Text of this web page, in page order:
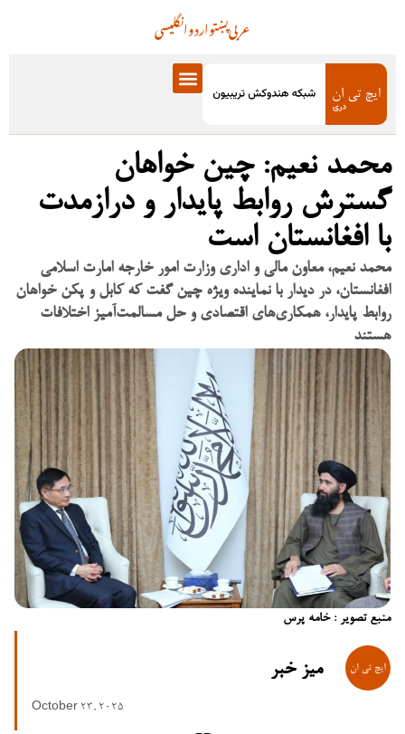
انگلیسیاردوپښتوعربی
محمد نعیم: چین خواهان
گسترش روابط پایدار و درازمدت
با افغانستان است
محمد نعیم، معاون مالی و اداری وزارت امور خارجه امارت اسلامی
افغانستان، در دیدار با نماینده ویژه چین گفت که کابل و پکن خواهان
روابط پایدار، همکاری‌های اقتصادی و حل مسالمت‌آمیز اختلافات
هستند
منبع تصویر : خامه پرس
میز خبر
October 23, 2025